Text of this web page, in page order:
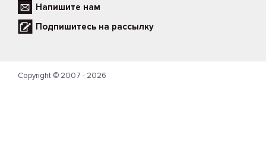
Напишите нам
Подпишитесь на рассылку
Copyright © 2007 - 2026